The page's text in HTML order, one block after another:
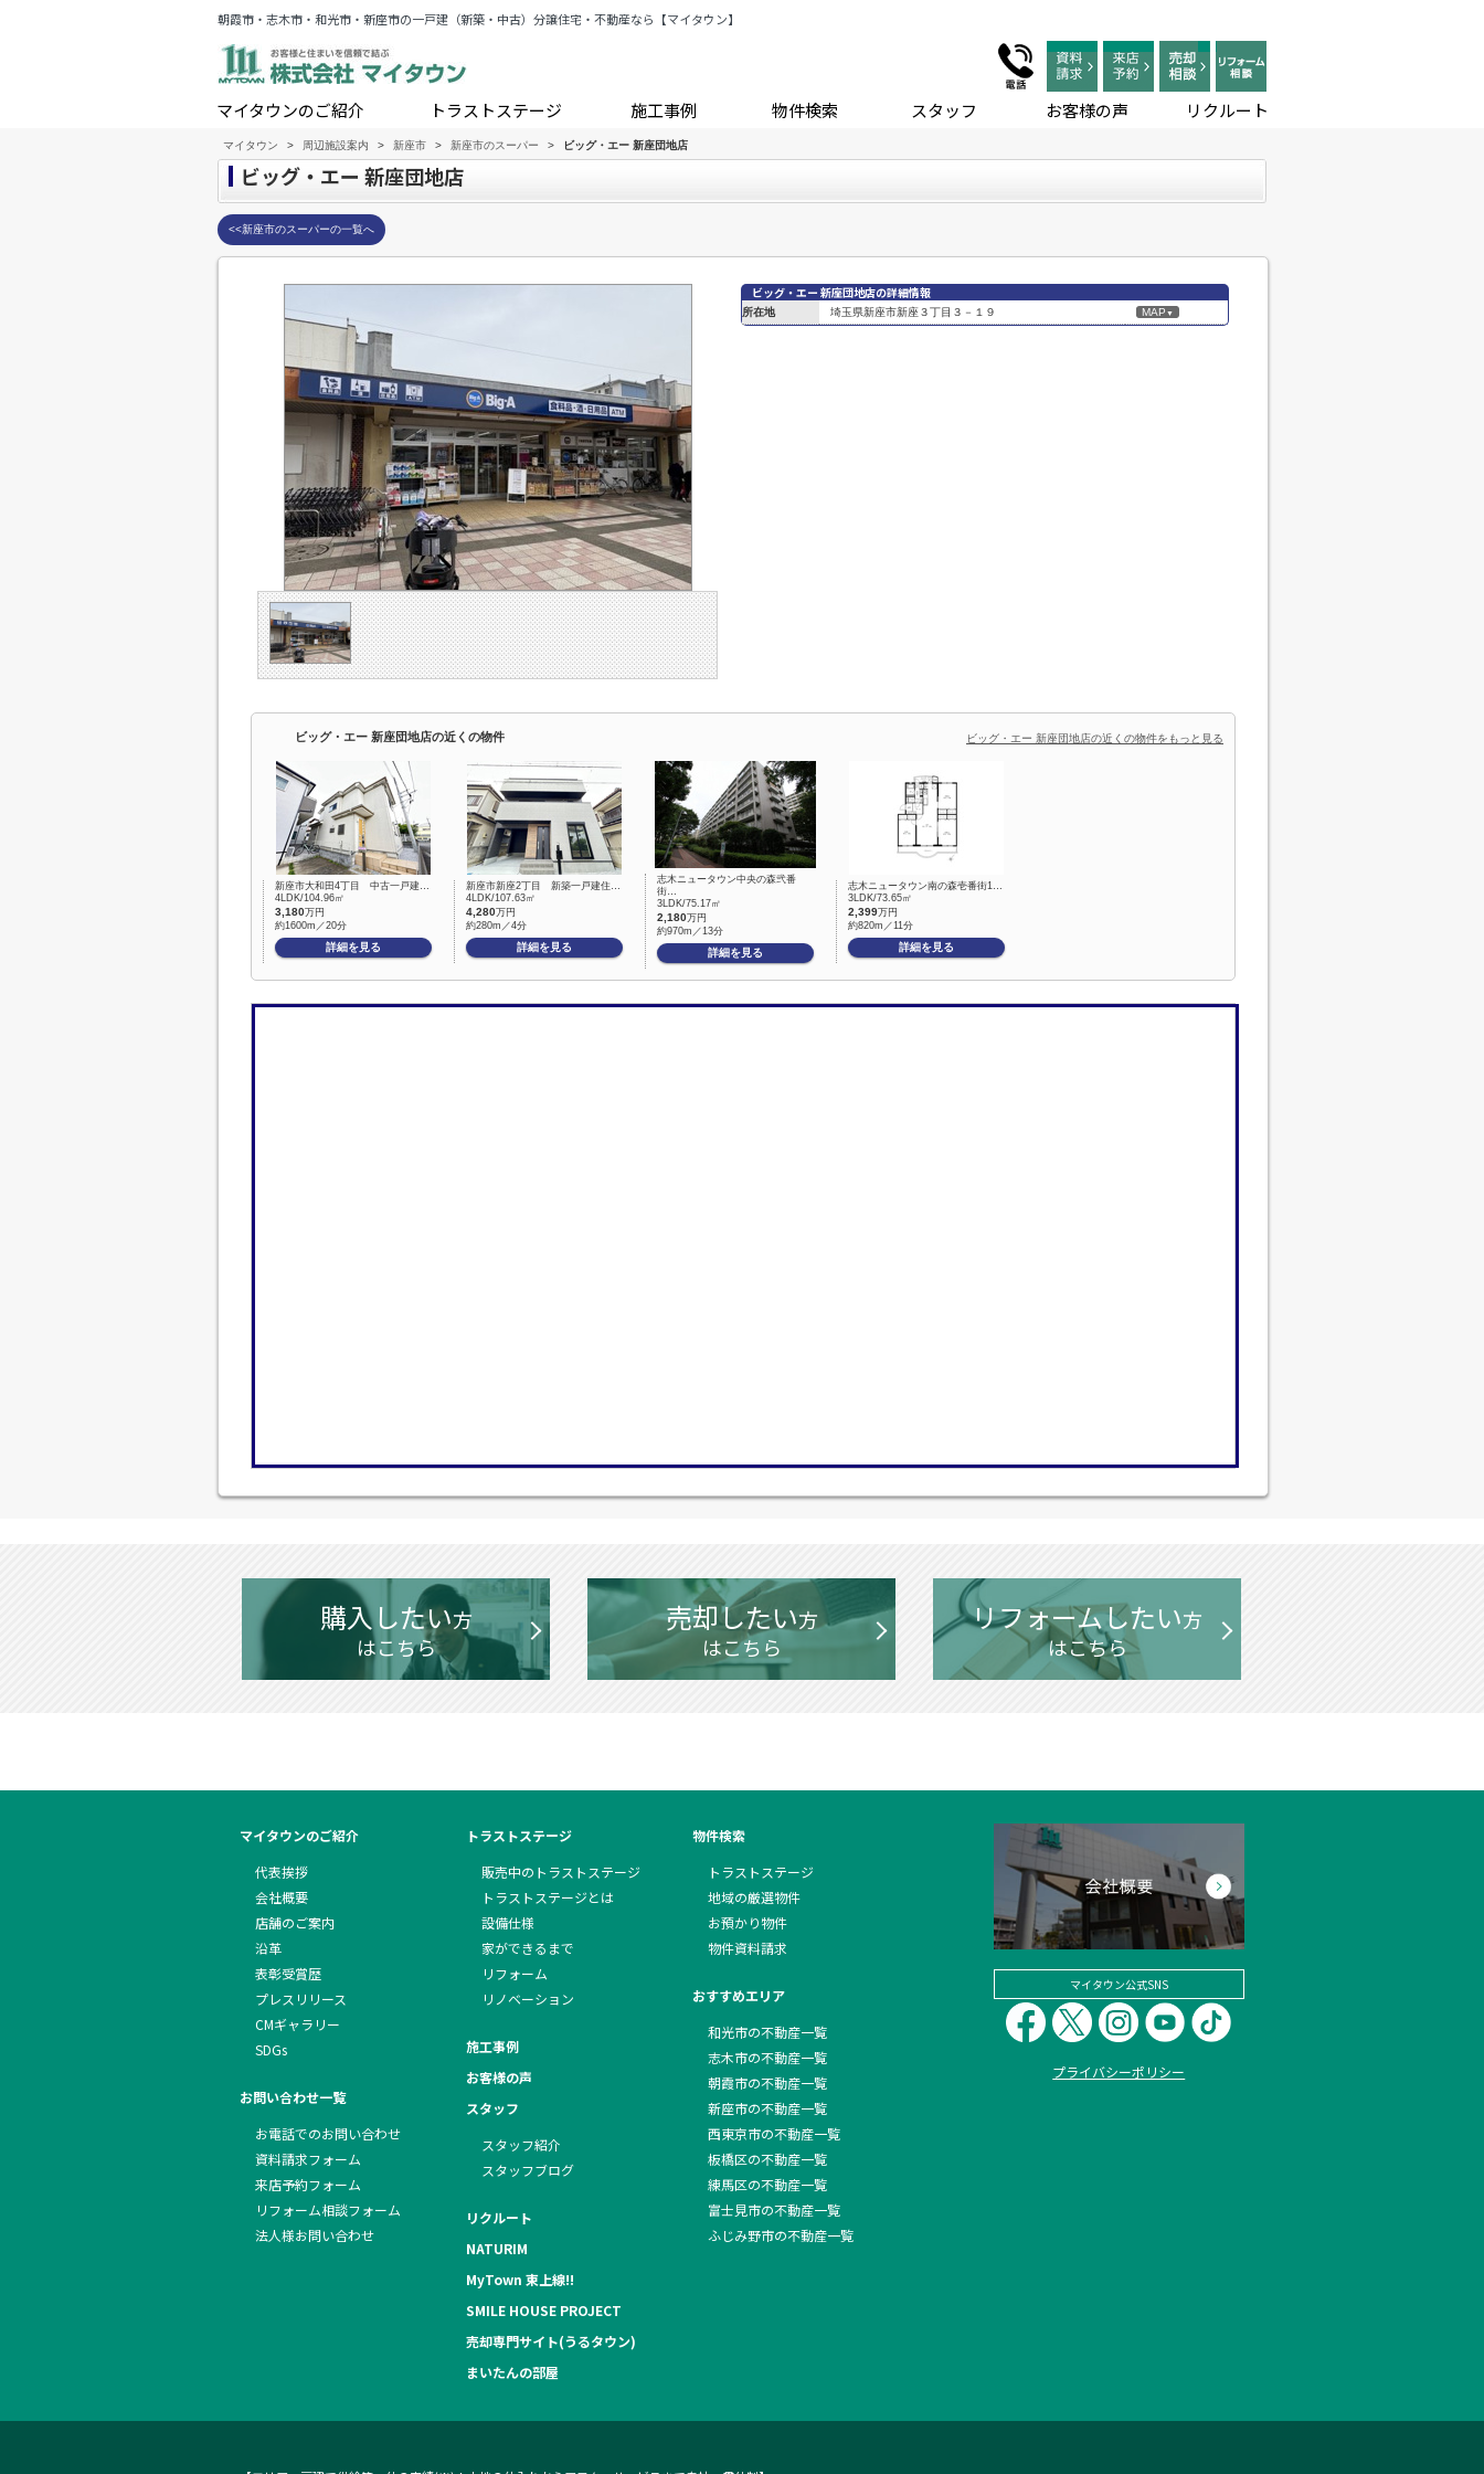
朝霞市・志木市・和光市・新座市の一戸建（新築・中古）分譲住宅・不動産なら【マイタウン】
マイタウンのご紹介 トラストステージ 施工事例 物件検索 スタッフ お客様の声 リクルート
マイタウン > 周辺施設案内 > 新座市 > 新座市のスーパー > ビッグ・エー 新座団地店
ビッグ・エー 新座団地店
<<新座市のスーパーの一覧へ
ビッグ・エー 新座団地店の詳細情報
所在地 埼玉県新座市新座３丁目３－１９ MAP ▼
ビッグ・エー 新座団地店の近くの物件 ビッグ・エー 新座団地店の近くの物件をもっと見る
新座市大和田4丁目 中古一戸建…
4LDK/104.96㎡
3,180万円
約1600m／20分
詳細を見る
新座市新座2丁目 新築一戸建住…
4LDK/107.63㎡
4,280万円
約280m／4分
詳細を見る
志木ニュータウン中央の森弐番
街…
3LDK/75.17㎡
2,180万円
約970m／13分
詳細を見る
志木ニュータウン南の森壱番街1…
3LDK/73.65㎡
2,399万円
約820m／11分
詳細を見る
購入したい方
はこちら
売却したい方
はこちら
リフォームしたい方
はこちら
マイタウンのご紹介
代表挨拶
会社概要
店舗のご案内
沿革
表彰受賞歴
プレスリリース
CMギャラリー
SDGs
お問い合わせ一覧
お電話でのお問い合わせ
資料請求フォーム
来店予約フォーム
リフォーム相談フォーム
法人様お問い合わせ
トラストステージ
販売中のトラストステージ
トラストステージとは
設備仕様
家ができるまで
リフォーム
リノベーション
施工事例
お客様の声
スタッフ
スタッフ紹介
スタッフブログ
リクルート
NATURIM
MyTown 東上線!!
SMILE HOUSE PROJECT
売却専門サイト(うるタウン)
まいたんの部屋
物件検索
トラストステージ
地域の厳選物件
お預かり物件
物件資料請求
おすすめエリア
和光市の不動産一覧
志木市の不動産一覧
朝霞市の不動産一覧
新座市の不動産一覧
西東京市の不動産一覧
板橋区の不動産一覧
練馬区の不動産一覧
富士見市の不動産一覧
ふじみ野市の不動産一覧
マイタウン公式SNS
プライバシーポリシー